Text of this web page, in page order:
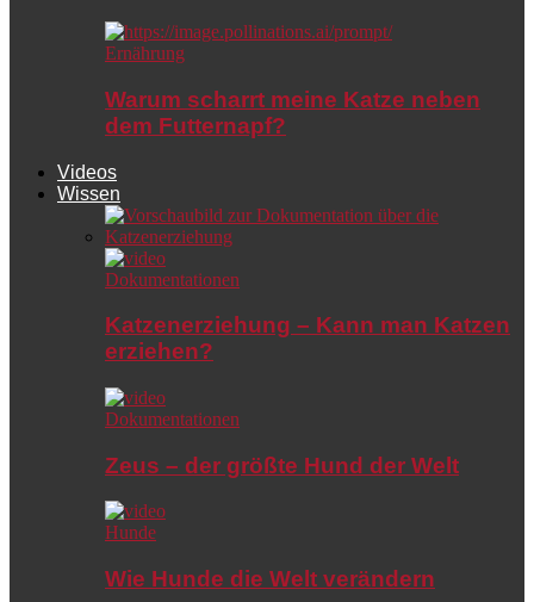
Ernährung
Warum scharrt meine Katze neben
dem Futternapf?
Videos
Wissen
Dokumentationen
Katzenerziehung – Kann man Katzen
erziehen?
Dokumentationen
Zeus – der größte Hund der Welt
Hunde
Wie Hunde die Welt verändern